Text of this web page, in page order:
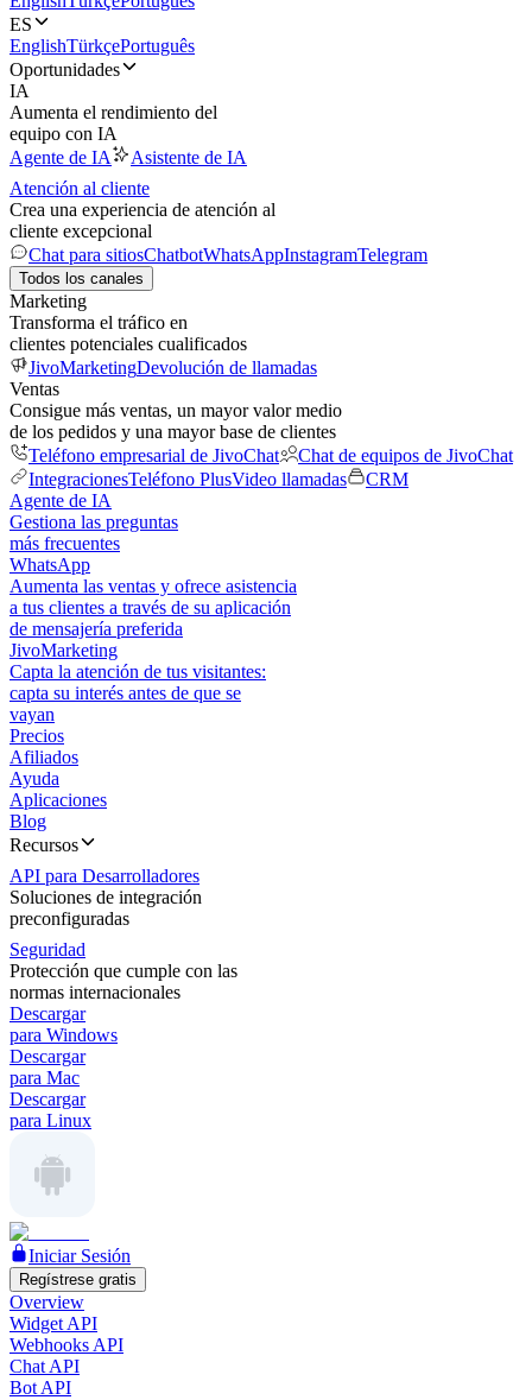
ES
EnglishTürkçePortuguês
Oportunidades
IA
Aumenta el rendimiento del
equipo con IA
Agente de IA
Asistente de IA
Atención al cliente
Crea una experiencia de atención al
cliente excepcional
Chat para sitiosChatbotWhatsAppInstagramTelegram
Todos los canales
Marketing
Transforma el tráfico en
clientes potenciales cualificados
JivoMarketingDevolución de llamadas
Ventas
Consigue más ventas, un mayor valor medio
de los pedidos y una mayor base de clientes
Teléfono empresarial de JivoChat
Chat de equipos de JivoChat
IntegracionesTeléfono PlusVideo llamadas
CRM
Agente de IA
Gestiona las preguntas
más frecuentes
WhatsApp
Aumenta las ventas y ofrece asistencia
a tus clientes a través de su aplicación
de mensajería preferida
JivoMarketing
Capta la atención de tus visitantes:
capta su interés antes de que se
vayan
Precios
Afiliados
Ayuda
Aplicaciones
Blog
Recursos
API para Desarrolladores
Soluciones de integración
preconfiguradas
Seguridad
Protección que cumple con las
normas internacionales
Descargar
para Windows
Descargar
para Mac
Descargar
para Linux
Iniciar Sesión
Regístrese gratis
Overview
Widget API
Webhooks API
Chat API
Bot API